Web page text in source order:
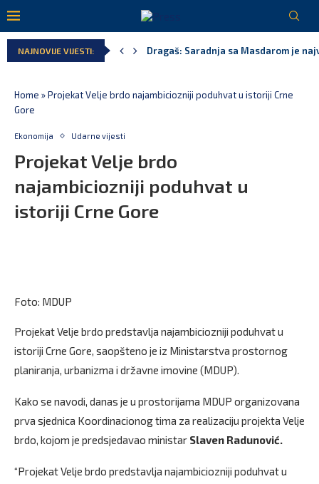
NAJNOVIJE VIJESTI:
Besplatni udžbenici za više od
Home »Projekat Velje brdo najambiciozniji poduhvat u istoriji Crne
Gore
Ekonomija Udarne vijesti
Projekat Velje brdo
najambiciozniji poduhvat u
istoriji Crne Gore
Foto: MDUP
Projekat Velje brdo predstavlja najambiciozniji poduhvat u
istoriji Crne Gore, saopšteno je iz Ministarstva prostornog
planiranja, urbanizma i državne imovine (MDUP).
Kako se navodi, danas je u prostorijama MDUP organizovana
prva sjednica Koordinacionog tima za realizaciju projekta Velje
brdo, kojom je predsjedavao ministar Slaven Radunović.
“Projekat Velje brdo predstavlja najambiciozniji poduhvat u